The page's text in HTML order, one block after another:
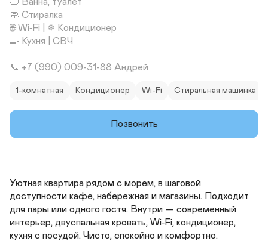
🧼 Стиралка
🌐 Wi‑Fi | ❄ Кондиционер
🍳 Кухня | СВЧ
📞 +7 (990) 009-31-88 Андрей
1-комнатная Кондиционер Wi-Fi Стиральная машинка
Позвонить
Уютная квартира рядом с морем, в шаговой
доступности кафе, набережная и магазины. Подходит
для пары или одного гостя. Внутри — современный
интерьер, двуспальная кровать, Wi‑Fi, кондиционер,
кухня с посудой. Чисто, спокойно и комфортно.